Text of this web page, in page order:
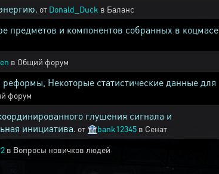
от Donald_Duck в Баланс
предметов и компонентов собранных в коцмасе
в Общий форум
Некоторые статистические данные для
форум
глушения сигнала и
инициатива. от 🏦bank12345 в Сенат
в Вопросы новичков людей